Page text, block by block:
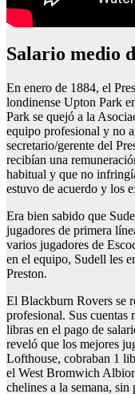
salario medio
En enero de 1884, el
londinense Upton Park
Park se quejó a la
equipo profesional y no
secretario/gerente del
recibían una
habitual y que no
estuvo de acuerdo y los
Era bien sabido que
jugadores de primera
varios jugadores de
en el equipo, Sudell les
Preston.
El Blackburn Rovers se
profesional. Sus cuentas
libras en el pago de
reveló que los mejores
Lofthouse, cobraban 1
el West Bromwich
chelines a la semana, sin